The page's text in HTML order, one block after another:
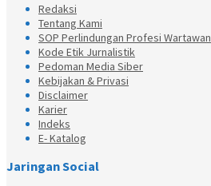
Redaksi
Tentang Kami
SOP Perlindungan Profesi Wartawan
Kode Etik Jurnalistik
Pedoman Media Siber
Kebijakan & Privasi
Disclaimer
Karier
Indeks
E- Katalog
Jaringan Social